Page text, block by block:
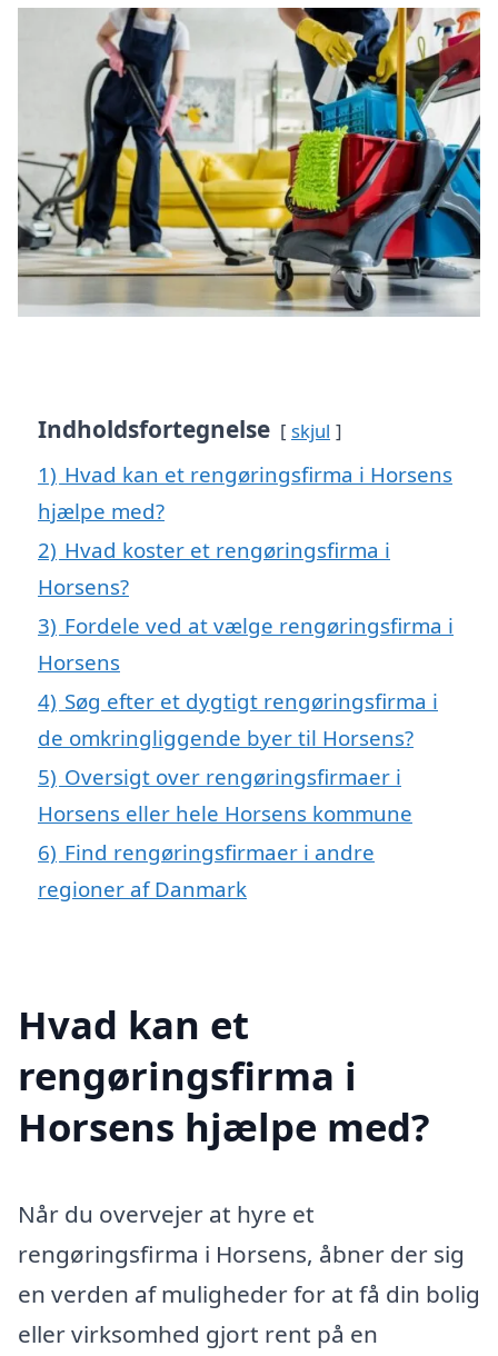
Indholdsfortegnelse skjul
1) Hvad kan et rengøringsfirma i Horsens
hjælpe med?
2) Hvad koster et rengøringsfirma i
Horsens?
3) Fordele ved at vælge rengøringsfirma i
Horsens
4) Søg efter et dygtigt rengøringsfirma i
de omkringliggende byer til Horsens?
5) Oversigt over rengøringsfirmaer i
Horsens eller hele Horsens kommune
6) Find rengøringsfirmaer i andre
regioner af Danmark
Hvad kan et
rengøringsfirma i
Horsens hjælpe med?
Når du overvejer at hyre et
rengøringsfirma i Horsens, åbner der sig
en verden af muligheder for at få din bolig
eller virksomhed gjort rent på en